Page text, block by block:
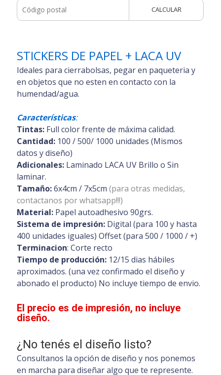
CALCULAR
STICKERS DE PAPEL + LACA UV
Ideales para cierrabolsas, pegar en paqueteria y
en objetos que no esten en contacto con la
humendad/agua.
Características:
Tintas: Full color frente de máxima calidad.
Cantidad:100 / 500/ 1000 unidades (Mismos
datos y diseño)
Adicionales: Laminado LACA UV Brillo o Sin
laminar.
Tamaño:6x4cm / 7x5cm (para otras medidas,
contactanos por whatsapp!!!)
Material:Papel autoadhesivo 90grs.
Sistema de impresión: Digital (para 100 y hasta
400 unidades iguales) Offset (para 500 / 1000 / +)
Terminacion: Corte recto
Tiempo de producción:12/15 dias hábiles
aproximados. (una vez confirmado el diseño y
abonado el producto) No incluye tiempo de envio.
El precio es de impresión, no incluye
diseño.
¿No tenés el diseño listo?
Consultanos la opción de diseño y nos ponemos
en marcha para diseñar algo que te represente.